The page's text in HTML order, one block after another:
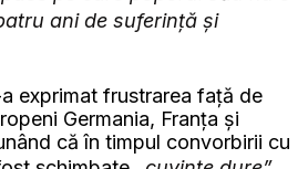
ani de suferință și
exprimat frustrarea față de
Germania, Franța și
că în timpul convorbirii cu